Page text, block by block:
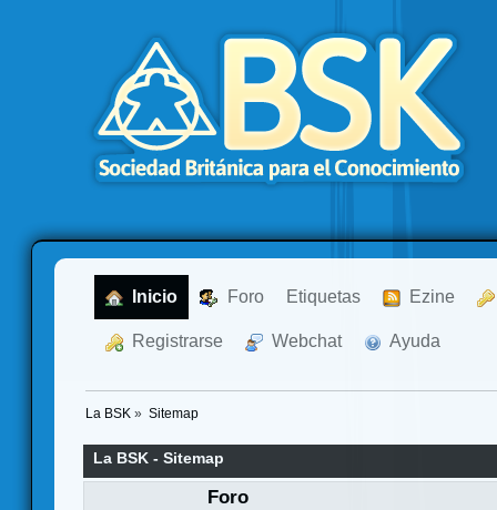
Inicio Foro Etiquetas Ezine
Registrarse Webchat Ayuda
La BSK » Sitemap
La BSK - Sitemap
Foro